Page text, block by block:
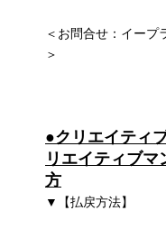
＜お問合せ：イープ
＞
●クリエイティ
リエイティブ
方
▼【払戻方法】